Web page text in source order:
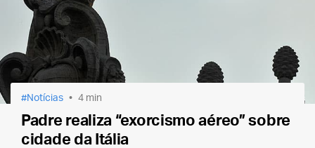
Notícias 4 min
Padre realiza “exorcismo aéreo” sobre
cidade da Itália